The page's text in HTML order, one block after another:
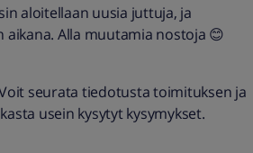
aloitellaan uusia juttuja, ja
Alla muutamia nostoja 😊
seurata tiedotusta toimituksen ja
usein kysytyt kysymykset.